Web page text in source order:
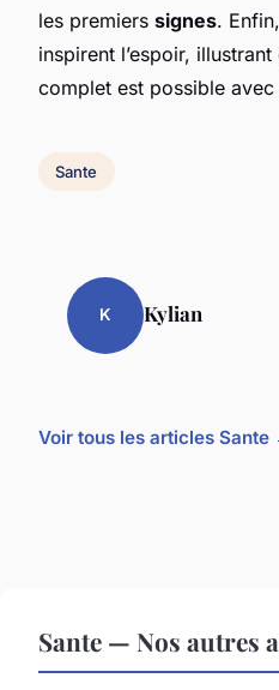
les premiers signes.
inspirent l’espoir, illustrant
complet est possible
Sante
K Kylian
Voir tous les articles Sante
Sante — Nos autres